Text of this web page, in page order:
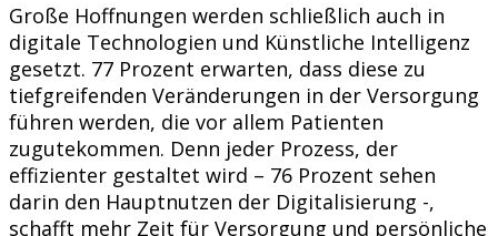
Große Hoffnungen werden schließlich auch in
digitale Technologien und Künstliche Intelligenz
gesetzt. 77 Prozent erwarten, dass diese zu
tiefgreifenden Veränderungen in der Versorgung
führen werden, die vor allem Patienten
zugutekommen. Denn jeder Prozess, der
effizienter gestaltet wird – 76 Prozent sehen
darin den Hauptnutzen der Digitalisierung -,
schafft mehr Zeit für Versorgung und persönliche